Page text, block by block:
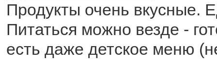
Продукты очень вкусные.
Питаться можно везде -
есть даже детское меню